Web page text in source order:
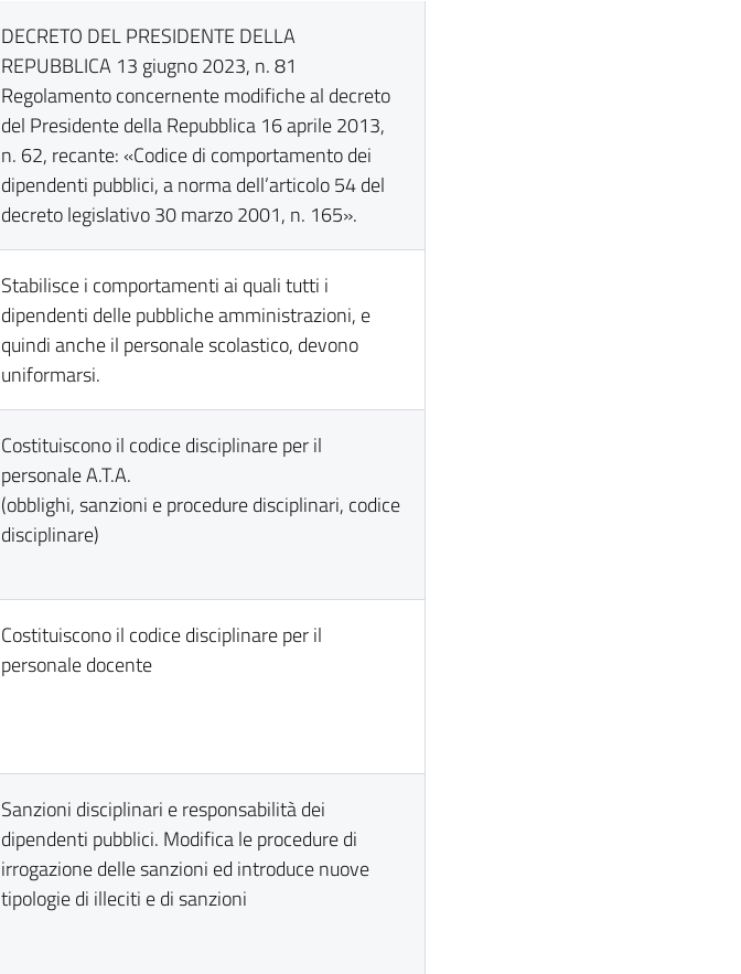
DECRETO DEL PRESIDENTE DELLA
REPUBBLICA 13 giugno 2023, n. 81
Regolamento concernente modifiche al decreto
del Presidente della Repubblica 16 aprile 2013,
n. 62, recante: «Codice di comportamento dei
dipendenti pubblici, a norma dell’articolo 54 del
decreto legislativo 30 marzo 2001, n. 165».
Stabilisce i comportamenti ai quali tutti i
dipendenti delle pubbliche amministrazioni, e
quindi anche il personale scolastico, devono
uniformarsi.
Costituiscono il codice disciplinare per il
personale A.T.A.
(obblighi, sanzioni e procedure disciplinari, codice
disciplinare)
Costituiscono il codice disciplinare per il
personale docente
Sanzioni disciplinari e responsabilità dei
dipendenti pubblici. Modifica le procedure di
irrogazione delle sanzioni ed introduce nuove
tipologie di illeciti e di sanzioni